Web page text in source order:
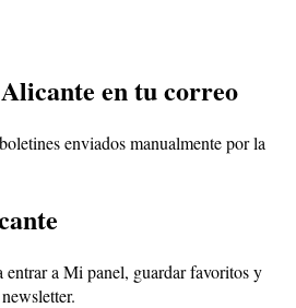
en tu correo
enviados manualmente por la
entrar a Mi panel, guardar favoritos y